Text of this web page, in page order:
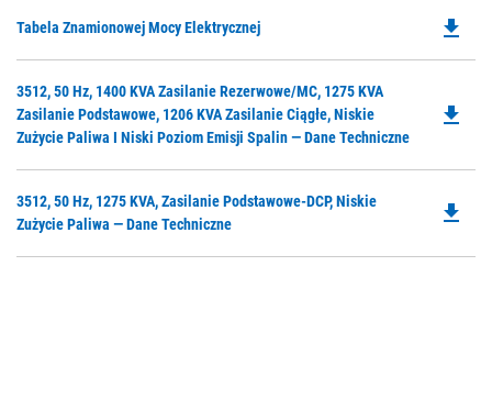
Tabela Znamionowej Mocy Elektrycznej file_download
3512, 50 Hz, 1400 KVA Zasilanie Rezerwowe/MC, 1275 KVA
Zasilanie Podstawowe, 1206 KVA Zasilanie Ciągłe, Niskie
Zużycie Paliwa I Niski Poziom Emisji Spalin — Dane Techniczne
file_download
3512, 50 Hz, 1275 KVA, Zasilanie Podstawowe-DCP, Niskie
Zużycie Paliwa — Dane Techniczne
file_download